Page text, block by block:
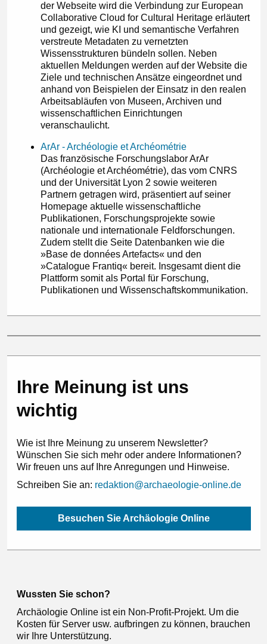
der Webseite wird die Verbindung zur European
Collaborative Cloud for Cultural Heritage erläutert
und gezeigt, wie KI und semantische Verfahren
verstreute Metadaten zu vernetzten
Wissensstrukturen bündeln sollen. Neben
aktuellen Meldungen werden auf der Website die
Ziele und technischen Ansätze eingeordnet und
anhand von Beispielen der Einsatz in den realen
Arbeitsabläufen von Museen, Archiven und
wissenschaftlichen Einrichtungen
veranschaulicht.
ArAr - Archéologie et Archéométrie
Das französische Forschungslabor ArAr
(Archéologie et Archéométrie), das vom CNRS
und der Universität Lyon 2 sowie weiteren
Partnern getragen wird, präsentiert auf seiner
Homepage aktuelle wissenschaftliche
Publikationen, Forschungsprojekte sowie
nationale und internationale Feldforschungen.
Zudem stellt die Seite Datenbanken wie die
»Base de données Artefacts« und den
»Catalogue Frantiq« bereit. Insgesamt dient die
Plattform somit als Portal für Forschung,
Publikationen und Wissenschaftskommunikation.
Ihre Meinung ist uns
wichtig
Wie ist Ihre Meinung zu unserem Newsletter?
Wünschen Sie sich mehr oder andere Informationen?
Wir freuen uns auf Ihre Anregungen und Hinweise.
Schreiben Sie an: redaktion@archaeologie-online.de
Besuchen Sie Archäologie Online
Wussten Sie schon?
Archäologie Online ist ein Non-Profit-Projekt. Um die
Kosten für Server usw. aufbringen zu können, brauchen
wir Ihre Unterstützung.